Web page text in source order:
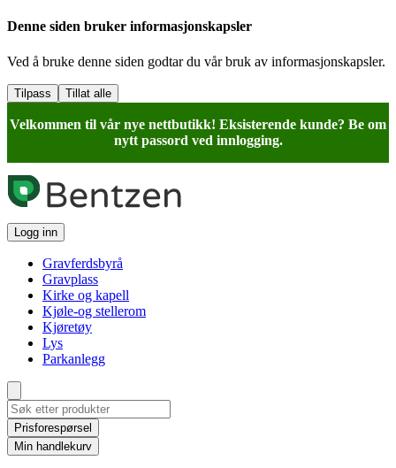
Denne siden bruker informasjonskapsler
Ved å bruke denne siden godtar du vår bruk av informasjonskapsler.
Tilpass Tillat alle
Velkommen til vår nye nettbutikk! Eksisterende kunde? Be om
nytt passord ved innlogging.
Logg inn
Gravferdsbyrå
Gravplass
Kirke og kapell
Kjøle-og stellerom
Kjøretøy
Lys
Parkanlegg
Prisforespørsel
Min handlekurv